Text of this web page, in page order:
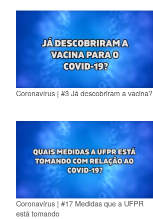
Coronavírus | #3 Já descobriram a vacina?
Coronavírus | #17 Medidas que a UFPR
está tomando